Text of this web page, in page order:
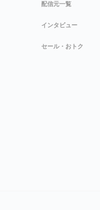
配信元一覧
インタビュー
セール・おトク